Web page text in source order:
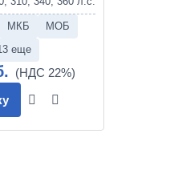
МКБ
МОБ
еще